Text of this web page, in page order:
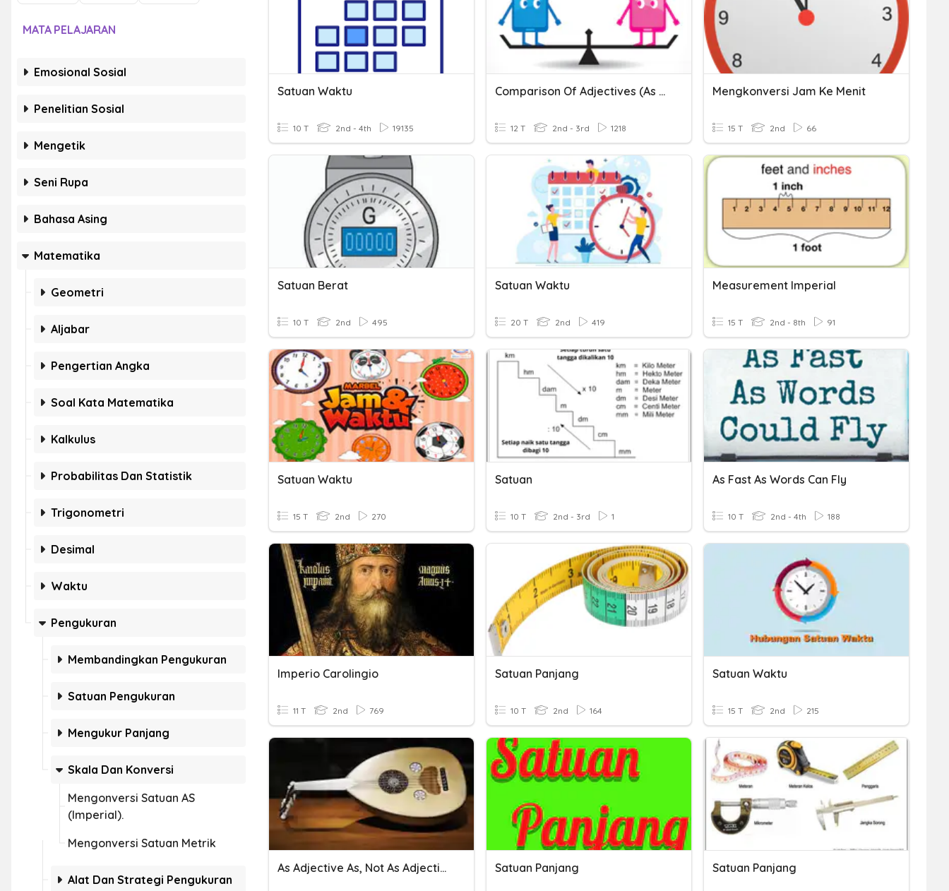
MATA PELAJARAN
Emosional Sosial
Penelitian Sosial
Mengetik
Seni Rupa
Bahasa Asing
Matematika
Geometri
Aljabar
Pengertian Angka
Soal Kata Matematika
Kalkulus
Probabilitas Dan Statistik
Trigonometri
Desimal
Waktu
Pengukuran
Membandingkan Pengukuran
Satuan Pengukuran
Mengukur Panjang
Skala Dan Konversi
Mengonversi Satuan AS
(Imperial).
Mengonversi Satuan Metrik
Alat Dan Strategi Pengukuran
Satuan Waktu
10 T 2nd - 4th 19135
Comparison Of Adjectives (as ... As, Not As ... As)
12 T 2nd - 3rd 1218
Mengkonversi Jam Ke Menit
15 T 2nd 66
Satuan Berat
10 T 2nd 495
Satuan Waktu
20 T 2nd 419
Measurement Imperial
15 T 2nd - 8th 91
Satuan Waktu
15 T 2nd 270
Satuan
10 T 2nd - 3rd 1
As Fast As Words Can Fly
10 T 2nd - 4th 188
Imperio Carolingio
11 T 2nd 769
Satuan Panjang
10 T 2nd 164
Satuan Waktu
15 T 2nd 215
As Adjective As, Not As Adjective As Satuan Panjang Satuan Panjang